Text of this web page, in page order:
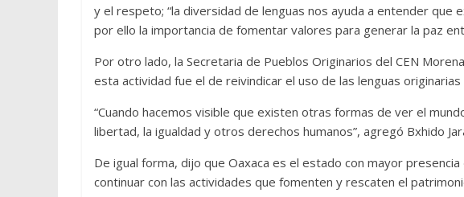
y el respeto; “la diversidad de lenguas nos ayuda a entender que
por ello la importancia de fomentar valores para generar la paz
Por otro lado, la Secretaria de Pueblos Originarios del CEN
esta actividad fue el de reivindicar el uso de las lenguas
“Cuando hacemos visible que existen otras formas de ver el
libertad, la igualdad y otros derechos humanos”, agregó Bxhido
De igual forma, dijo que Oaxaca es el estado con mayor
continuar con las actividades que fomenten y rescaten el